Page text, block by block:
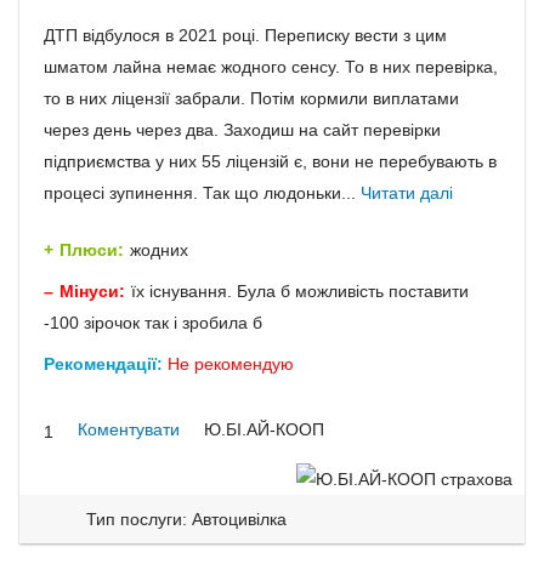
ДТП відбулося в 2021 році. Переписку вести з цим
шматом лайна немає жодного сенсу. То в них перевірка,
то в них ліцензії забрали. Потім кормили виплатами
через день через два. Заходиш на сайт перевірки
підприємства у них 55 ліцензій є, вони не перебувають в
процесі зупинення. Так що людоньки... Читати далі
Плюси: жодних
Мінуси: їх існування. Була б можливість поставити
-100 зірочок так і зробила б
Рекомендації: Не рекомендую
1 Коментувати Ю.БІ.АЙ-КООП
Тип послуги: Автоцивілка